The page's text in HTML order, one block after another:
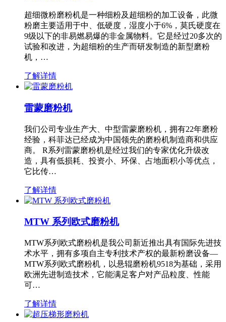
超细微粉磨粉机是一种细粉及超细粉的加工设备，此微
粉磨主要适用于中、低硬度，湿度小于6%，莫氏硬度在
9级以下的非易燃易爆的非金属物料。它是经过20多次的
试验和改进，为超细粉的生产而研发制造的新型磨粉
机，…
了解详情
雷蒙磨粉机
我们公司专业生产大、中型雷蒙磨粉机，拥有22年磨粉
经验，科菲达已经成为中国领先的磨粉机制造商和供应
商。 R系列雷蒙磨粉机是经过我们的专家优化升级改
造，具有低损耗、投资小、环保、占地面积小等优点，
它比传…
了解详情
MTW 系列欧式磨粉机
MTW系列欧式磨粉机是我公司新近推出具有国际先进技
术水平，拥有多项自主专利技术产权的最新粉磨设备—
MTW系列欧式磨粉机，以悬辊磨粉机9518为基础，采用
欧洲先进制造技术，它能满足客户对产品粒度、性能
可…
了解详情